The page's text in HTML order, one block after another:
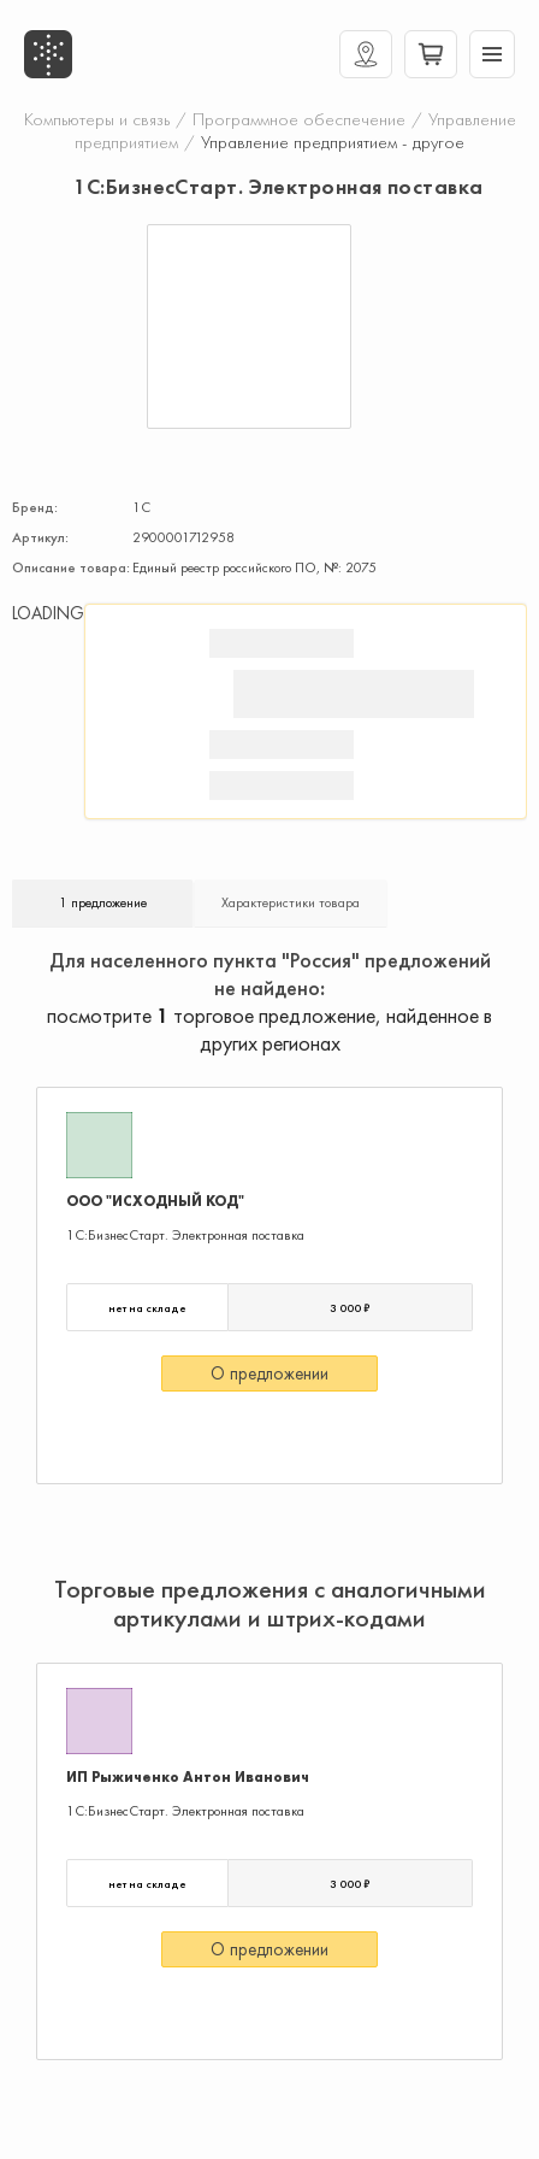
Компьютеры и связь / Программное обеспечение / Управление
предприятием / Управление предприятием - другое
1С:БизнесСтарт. Электронная поставка
Бренд:
1С
Артикул:
2900001712958
Описание товара: Единый реестр российского ПО, №: 2075
LOADING
1 предложение Характеристики товара
Для населенного пункта "Россия" предложений
не найдено
посмотрите 1 торговое предложение, найденное в
других регионах
ООО "ИСХОДНЫЙ КОД"
1С:БизнесСтарт. Электронная поставка
нет на складе 3 000 ₽
О предложении
Торговые предложения с аналогичными
артикулами и штрих-кодами
ИП Рыжиченко Антон Иванович
1С:БизнесСтарт. Электронная поставка
нет на складе 3 000 ₽
О предложении